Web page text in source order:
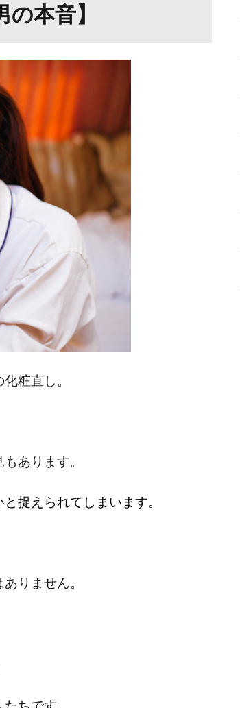
本音】
粧直し。
あります。
捉えられてしまいます。
りません。